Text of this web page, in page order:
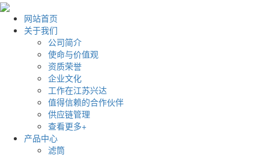
网站首页
关于我们
公司简介
使命与价值观
资质荣誉
企业文化
工作在江苏兴达
值得信赖的合作伙伴
供应链管理
查看更多+
产品中心
滤筒